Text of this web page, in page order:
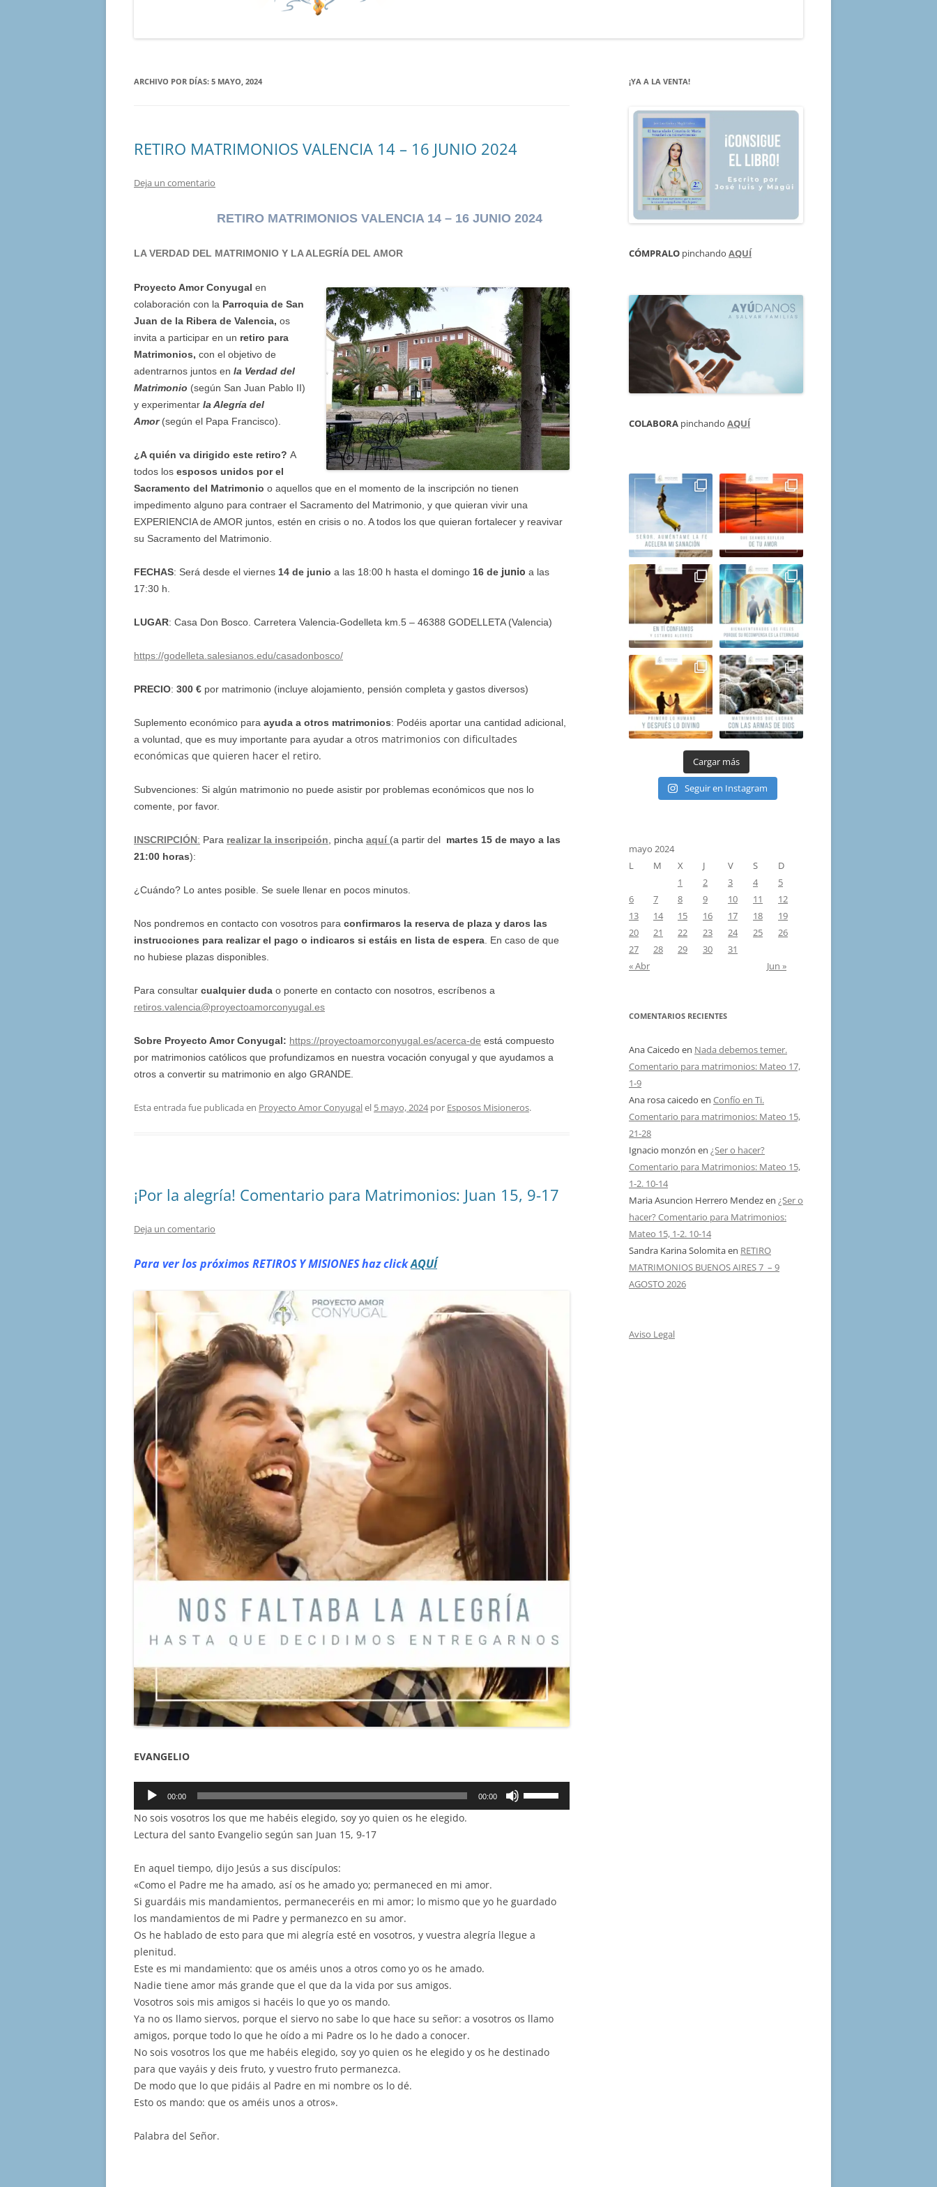
ARCHIVO POR DÍAS: 5 MAYO, 2024
RETIRO MATRIMONIOS VALENCIA 14 – 16 JUNIO 2024
Deja un comentario
RETIRO MATRIMONIOS VALENCIA 14 – 16 JUNIO 2024
LA VERDAD DEL MATRIMONIO Y LA ALEGRÍA DEL AMOR
Proyecto Amor Conyugal en
colaboración con la Parroquia de San
Juan de la Ribera de Valencia, os
invita a participar en un retiro para
Matrimonios, con el objetivo de
adentrarnos juntos en la Verdad del
Matrimonio (según San Juan Pablo II)
y experimentar la Alegría del
Amor(según el Papa Francisco).
¿A quién va dirigido este retiro? A
todos los esposos unidos por el
Sacramento del Matrimonio o aquellos que en el momento de la inscripción no tienen
impedimento alguno para contraer el Sacramento del Matrimonio, y que quieran vivir una
EXPERIENCIA de AMOR juntos, estén en crisis o no. A todos los que quieran fortalecer y reavivar
su Sacramento del Matrimonio.
FECHAS: Será desde el viernes 14 de junio a las 18:00 h hasta el domingo 16 de junio a las
17:30 h.
LUGAR: Casa Don Bosco. Carretera Valencia-Godelleta km.5 – 46388 GODELLETA (Valencia)
https://godelleta.salesianos.edu/casadonbosco/
PRECIO: 300 € por matrimonio (incluye alojamiento, pensión completa y gastos diversos)
Suplemento económico para ayuda a otros matrimonios: Podéis aportar una cantidad adicional,
a voluntad, que es muy importante para ayudar a otros matrimonios con dificultades
económicas que quieren hacer el retiro.
Subvenciones: Si algún matrimonio no puede asistir por problemas económicos que nos lo
comente, por favor.
INSCRIPCIÓN: Para realizar la inscripción, pincha aquí (a partir del martes 15 de mayo a las
21:00 horas):
¿Cuándo? Lo antes posible. Se suele llenar en pocos minutos.
Nos pondremos en contacto con vosotros para confirmaros la reserva de plaza y daros las
instrucciones para realizar el pago o indicaros si estáis en lista de espera. En caso de que
no hubiese plazas disponibles.
Para consultar cualquier duda o ponerte en contacto con nosotros, escríbenos a
retiros.valencia@proyectoamorconyugal.es
Sobre Proyecto Amor Conyugal: https://proyectoamorconyugal.es/acerca-de está compuesto
por matrimonios católicos que profundizamos en nuestra vocación conyugal y que ayudamos a
otros a convertir su matrimonio en algo GRANDE.
Esta entrada fue publicada en Proyecto Amor Conyugalel 5 mayo, 2024por Esposos Misioneros.
¡Por la alegría! Comentario para Matrimonios: Juan 15, 9-17
Deja un comentario
Para ver los próximos RETIROSY MISIONES haz clickAQUÍ
EVANGELIO
Reproductor
audio
00:00 00:00
aumentar
disminuir
No sois vosotros los que me habéis elegido, soy yo quien os he elegido.
Lectura del santo Evangelio según san Juan 15, 9-17
En aquel tiempo, dijo Jesús a sus discípulos:
«Como el Padre me ha amado, así os he amado yo; permaneced en mi amor.
Si guardáis mis mandamientos, permaneceréis en mi amor; lo mismo que yo he guardado
los mandamientos de mi Padre y permanezco en su amor.
Os he hablado de esto para que mi alegría esté en vosotros, y vuestra alegría llegue a
plenitud.
Este es mi mandamiento: que os améis unos a otros como yo os he amado.
Nadie tiene amor más grande que el que da la vida por sus amigos.
Vosotros sois mis amigos si hacéis lo que yo os mando.
Ya no os llamo siervos, porque el siervo no sabe lo que hace su señor: a vosotros os llamo
amigos, porque todo lo que he oído a mi Padre os lo he dado a conocer.
No sois vosotros los que me habéis elegido, soy yo quien os he elegido y os he destinado
para que vayáis y deis fruto, y vuestro fruto permanezca.
De modo que lo que pidáis al Padre en mi nombre os lo dé.
Esto os mando: que os améis unos a otros».
Palabra del Señor.
¡YA A LA VENTA!
CÓMPRALO pinchando AQUÍ
COLABORA pinchando AQUÍ
Cargar más
Seguir en Instagram
mayo 2024
L
M X J V S
D
1
2 3 4
5
6
7 8 9 10 11
12
13
14 15 16 17 18
19
20
21 22 23 24 25
26
27
28 29 30
31
« Abr
Jun »
COMENTARIOS RECIENTES
Ana Caicedo en Nada debemos temer.
Comentario para matrimonios: Mateo 17,
1-9
Ana rosa caicedo en Confío en Ti.
Comentario para matrimonios: Mateo 15,
21-28
Ignacio monzón en ¿Ser o hacer?
Comentario para Matrimonios: Mateo 15,
1-2. 10-14
Maria Asuncion Herrero Mendezen ¿Ser o
hacer? Comentario para Matrimonios:
Mateo 15, 1-2. 10-14
Sandra Karina Solomitaen RETIRO
MATRIMONIOS BUENOS AIRES 7 – 9
AGOSTO 2026
Aviso Legal